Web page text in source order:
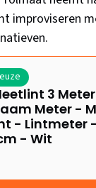
improviseren
3
Meter -
- Lintmeter
- Wit